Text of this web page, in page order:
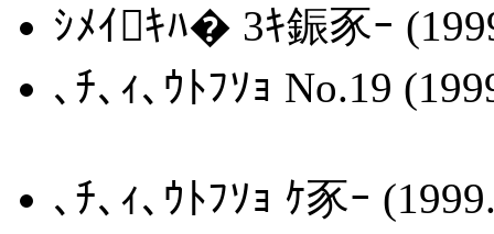
ｼﾒｲｷﾊ� 3ｷ鋠豕ｰ
､ﾁ､ｨ､ｳﾄﾌｿｮ No.19
､ﾁ､ｨ､ｳﾄﾌｿｮ ｹ豕ｰ